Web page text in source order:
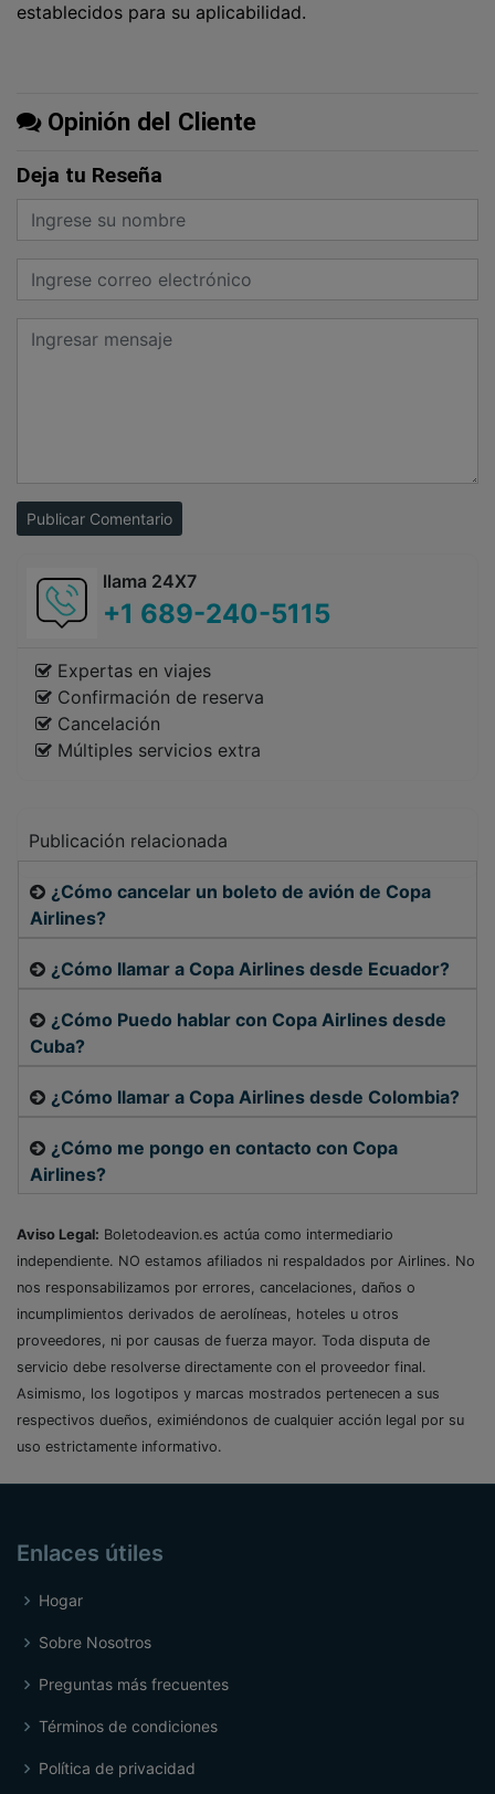
establecidos para su aplicabilidad.
Opinión del Cliente
Deja tu Reseña
Publicar Comentario
llama 24X7
+1 689-240-5115
Expertas en viajes
Confirmación de reserva
Cancelación
Múltiples servicios extra
Publicación relacionada
¿Cómo cancelar un boleto de avión de Copa
Airlines?
¿Cómo llamar a Copa Airlines desde Ecuador?
¿Cómo Puedo hablar con Copa Airlines desde
Cuba?
¿Cómo llamar a Copa Airlines desde Colombia?
¿Cómo me pongo en contacto con Copa
Airlines?
Aviso Legal: Boletodeavion.es actúa como intermediario
independiente. NO estamos afiliados ni respaldados por Airlines. No
nos responsabilizamos por errores, cancelaciones, daños o
incumplimientos derivados de aerolíneas, hoteles u otros
proveedores, ni por causas de fuerza mayor. Toda disputa de
servicio debe resolverse directamente con el proveedor final.
Asimismo, los logotipos y marcas mostrados pertenecen a sus
respectivos dueños, eximiéndonos de cualquier acción legal por su
uso estrictamente informativo.
Enlaces útiles
Hogar
Sobre Nosotros
Preguntas más frecuentes
Términos de condiciones
Política de privacidad